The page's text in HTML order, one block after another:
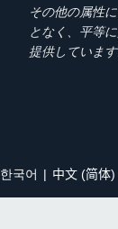
その他の属性
となく、平等
提供しています
한국어 中文 (简体)